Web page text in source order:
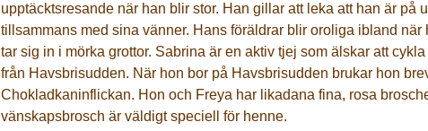
upptäcktsresande när han blir stor. Han gillar att leka att han är på
tillsammans med sina vänner. Hans föräldrar blir oroliga ibland när
tar sig in i mörka grottor. Sabrina är en aktiv tjej som älskar att
från Havsbrisudden. När hon bor på Havsbrisudden brukar hon
Chokladkaninflickan. Hon och Freya har likadana fina, rosa
vänskapsbrosch är väldigt speciell för henne.